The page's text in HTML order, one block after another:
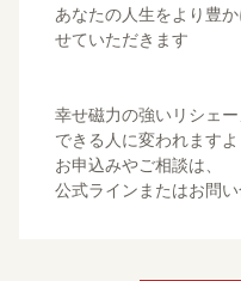
あなたの人生をより豊
せていただきます
幸せ磁力の強いリシェ
できる人に変われますよ
お申込みやご相談は、
公式ラインまたはお問